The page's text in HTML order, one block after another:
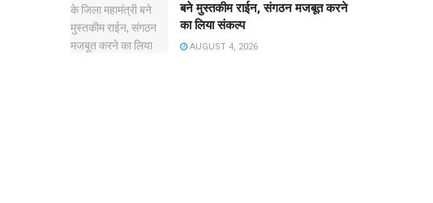
बने मुस्तकीम राईन, संगठन मजबूत करने
का लिया संकल्प
AUGUST 4, 2026